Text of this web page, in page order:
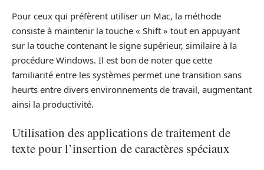
Pour ceux qui préfèrent utiliser un Mac, la méthode
consiste à maintenir la touche « Shift » tout en appuyant
sur la touche contenant le signe supérieur, similaire à la
procédure Windows. Il est bon de noter que cette
familiarité entre les systèmes permet une transition sans
heurts entre divers environnements de travail, augmentant
ainsi la productivité.
Utilisation des applications de traitement de
texte pour l’insertion de caractères spéciaux